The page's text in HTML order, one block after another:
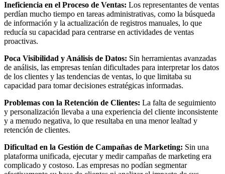
Ineficiencia en el Proceso de Ventas: Los representantes de ventas
perdían mucho tiempo en tareas administrativas, como la búsqueda
de información y la actualización de registros manuales, lo que
reducía su capacidad para centrarse en actividades de ventas
proactivas.
Poca Visibilidad y Análisis de Datos: Sin herramientas avanzadas
de análisis, las empresas tenían dificultades para interpretar los datos
de los clientes y las tendencias de ventas, lo que limitaba su
capacidad para tomar decisiones estratégicas informadas.
Problemas con la Retención de Clientes: La falta de seguimiento
y personalización llevaba a una experiencia del cliente inconsistente
y a menudo negativa, lo que resultaba en una menor lealtad y
retención de clientes.
Dificultad en la Gestión de Campañas de Marketing: Sin una
plataforma unificada, ejecutar y medir campañas de marketing era
complicado y costoso. Las empresas no podían segmentar